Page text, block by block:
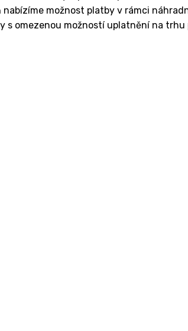
nabízíme možnost platby v rámci
s omezenou možností uplatnění na